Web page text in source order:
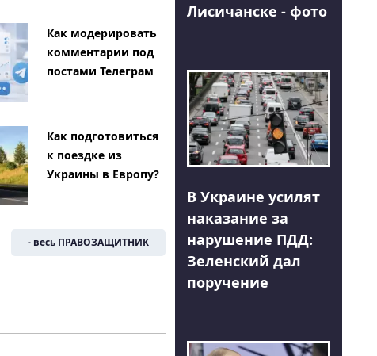
Как модерировать
комментарии под
постами Телеграм
Как подготовиться
к поездке из
Украины в Европу?
- весь ПРАВОЗАЩИТНИК
Лисичанске - фото
В Украине усилят
наказание за
нарушение ПДД:
Зеленский дал
поручение